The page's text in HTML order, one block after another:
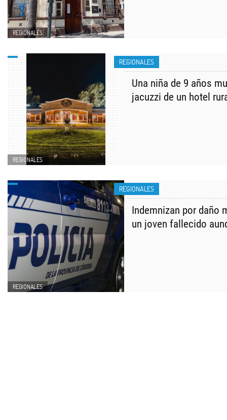
REGIONALES
REGIONALES
REGIONALES
Una niña de 9 años
jacuzzi de un hotel
REGIONALES
REGIONALES
Indemnizan por daño
un joven fallecido